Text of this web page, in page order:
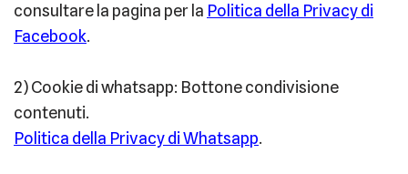
consultare la pagina per la Politica della Privacy di
Facebook.
2) Cookie di whatsapp: Bottone condivisione
contenuti.
Politica della Privacy di Whatsapp.